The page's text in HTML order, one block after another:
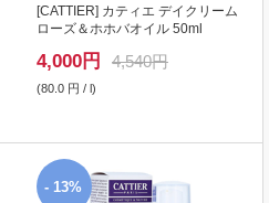
[CATTIER] カティエ デイクリーム
ローズ＆ホホバオイル 50ml
4,000円 4,540円
(80.0 円 / l)
- 13%